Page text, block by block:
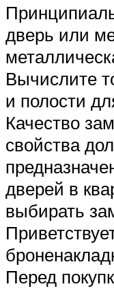
дверь или
Вычислите
и полости
Качество
свойства
дверей в
выбирать
Перед